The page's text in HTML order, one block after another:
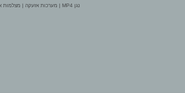
נגן MP4 | מערכות אזעקה | מצלמות